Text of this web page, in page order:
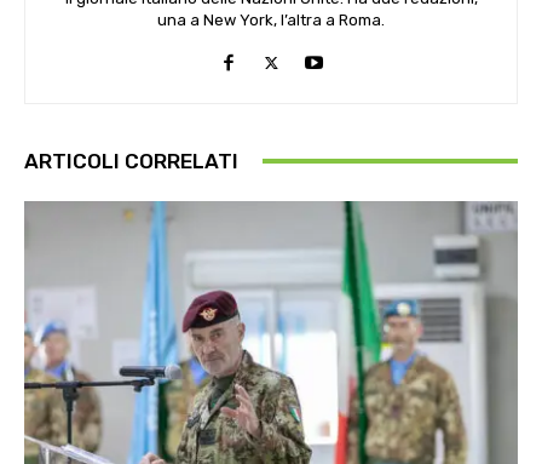
una a New York, l’altra a Roma.
ARTICOLI CORRELATI